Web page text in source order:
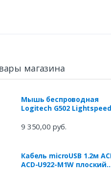
магазина
Мышь беспроводная
Logitech G502 Lightspeed
910-005568
9 350,00 руб.
Кабель microUSB 1.2м
ACD-U922-M1W плоский